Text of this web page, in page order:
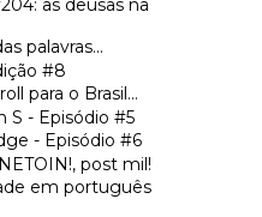
as deusas na
palavras...
#8
para o Brasil...
S - Episódio #5
- Episódio #6
post mil!
em português